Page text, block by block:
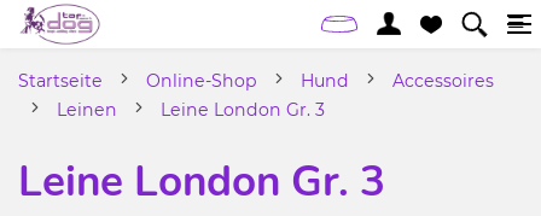
Startseite Online-Shop Hund
Accessoires
Leinen
Leine London Gr. 3
Leine London Gr. 3